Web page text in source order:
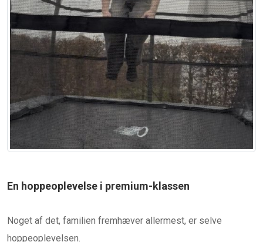
En hoppeoplevelse i premium-klassen
Noget af det, familien fremhæver allermest, er selve
hoppeoplevelsen.